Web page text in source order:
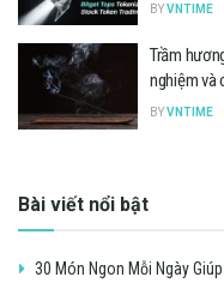
BYVNTIME
Trầm
nghiệm và
BYVNTIME
Bài viết nổi bật
30 Món Ngon Mỗi Ngày